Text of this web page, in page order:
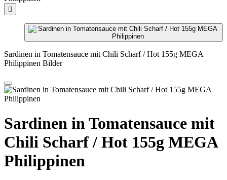

Sardinen in Tomatensauce mit Chili Scharf / Hot 155g MEGA
Philippinen Bilder
Sardinen in Tomatensauce mit
Chili Scharf / Hot 155g MEGA
Philippinen